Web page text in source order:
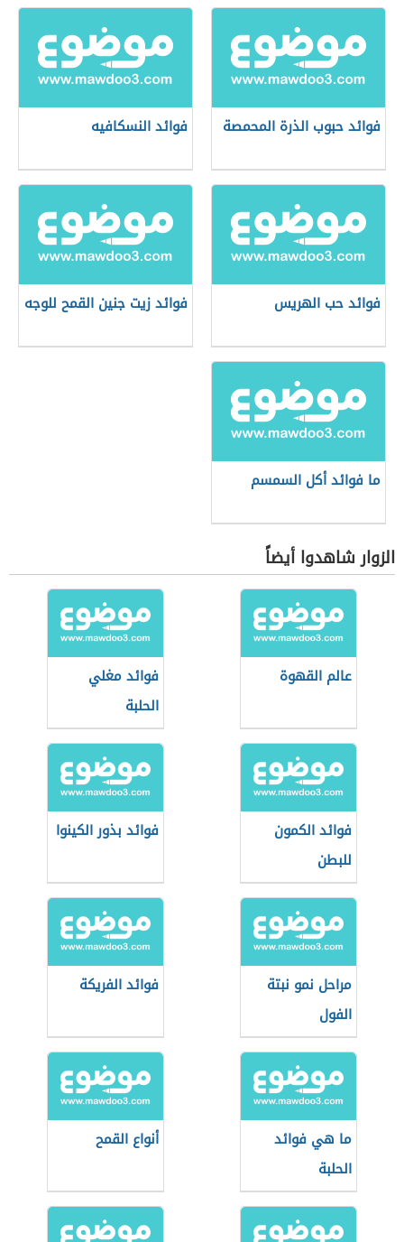
فوائد حبوب الذرة المحمصة فوائد النسكافيه
فوائد حب الهريس فوائد زيت جنين القمح للوجه
ما فوائد أكل السمسم
الزوار شاهدوا أيضاً
عالم القهوة
فوائد مغلي
الحلبة
فوائد الكمون
للبطن
فوائد بذور الكينوا
مراحل نمو نبتة
الفول
فوائد الفريكة
ما هي فوائد
الحلبة
أنواع القمح